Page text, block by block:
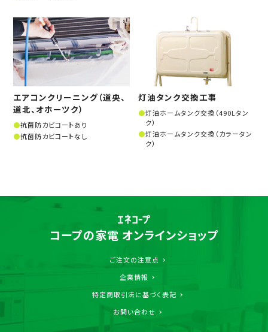
エアコンクリーニング（道央、
道北、オホーツク）
抗菌防カビコートあり
抗菌防カビコートなし
灯油タンク交換工事
灯油ホームタンク交換（490Lタン
ク）
灯油ホームタンク交換（カラータン
ク）
コープの家電 オンラインショップ
ご注文の注意点
企業情報
特定商取引法に基づく表記
お問い合わせ